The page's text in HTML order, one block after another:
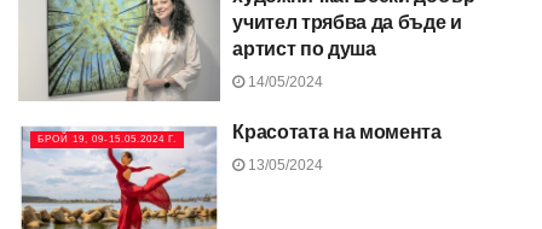
учител трябва да бъде и
артист по душа
14/05/2024
БРОЙ 19, 09-15.05.2024 Г. Красотата на момента
13/05/2024